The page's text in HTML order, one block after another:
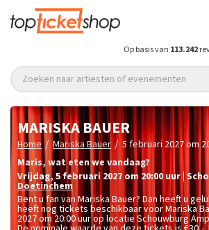
Op basis van 113.242
Zoeken naar artiesten of evenementen
MARISKA BAUER
Home / Mariska Bauer / 5 februari 2027 om
Maris, wat eten we vandaag?
vrijdag, 5 februari 2027 om 20:00 uur
Doetinchem
Bent u fan van Mariska Bauer? Dan heeft u
heeft nog tickets beschikbaar voor Mariska
2027 om 20:00 uur op locatie Schouwburg